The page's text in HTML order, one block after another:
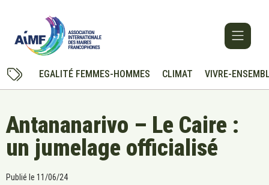
EGALITÉ FEMMES-HOMMES CLIMAT VIVRE-
Antananarivo – Le Caire :
un jumelage officialisé
Publié le 11/06/24